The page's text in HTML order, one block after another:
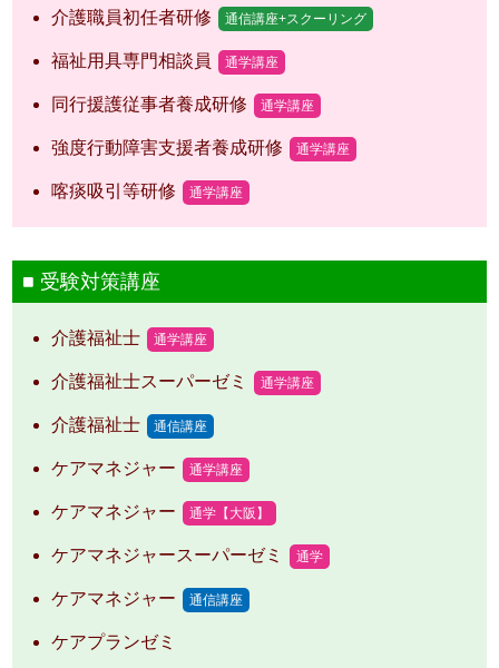
介護職員初任者研修 通信講座+スクーリング
福祉用具専門相談員 通学講座
同行援護従事者養成研修 通学講座
強度行動障害支援者養成研修 通学講座
喀痰吸引等研修 通学講座
受験対策講座
介護福祉士 通学講座
介護福祉士スーパーゼミ 通学講座
介護福祉士 通信講座
ケアマネジャー 通学講座
ケアマネジャー 通学【大阪】
ケアマネジャースーパーゼミ 通学
ケアマネジャー 通信講座
ケアプランゼミ